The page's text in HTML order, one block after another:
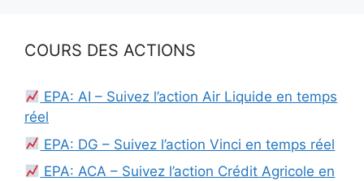
COURS DES ACTIONS
EPA: AI – Suivez l’action Air Liquide en temps
réel
EPA: DG – Suivez l’action Vinci en temps réel
EPA: ACA – Suivez l’action Crédit Agricole en